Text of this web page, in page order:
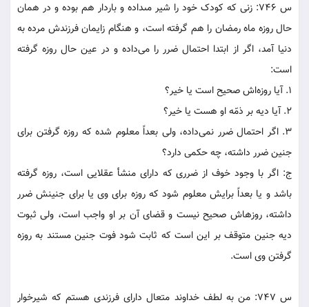
س 746: زنى که کودک خود را شير مى‏داده و باردار هم بوده و در همان
حال روزه ماه رمضان را هم گرفته است، و هنگام زايمان فرزندش مرده به
دنيا آمد، اگر از ابتدا احتمال ضرر را مى‏‌داده و در عين حال روزه گرفته
است:
1. آيا روزه‌‏اش صحيح است يا خير؟
2. آيا ديه بر ذمّه او هست يا خير؟
3. اگر احتمال ضرر نمى‏‌داده، ولى بعداً معلوم شده که روزه گرفتن براى
جنين ضرر داشته، چه حکمى دارد؟
ج: اگر با وجود خوف از ضررى که داراى منشأ عقلايى است، روزه گرفته
باشد و يا بعداً برايش معلوم شود که روزه براى وى يا براى جنينش ضرر
داشته، روزه‏اش صحيح نيست و قضاى آن بر او واجب است، ولى ثبوت
ديه جنين متوقف بر اين است که ثابت شود فوت جنين مستند به روزه
گرفتن وى است.
س 747: من به لطف خداوند متعال داراى فرزندى هستم که شيرخوار